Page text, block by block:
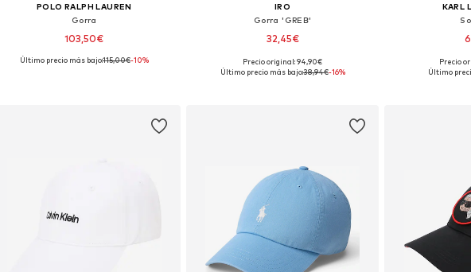
POLO RALPH LAUREN
Gorra
103,50€
Tallas disponibles: 55-60
Último precio más bajo:115,00€-10%
IRO
Gorra 'GREB'
32,45€
Tallas disponibles: 55-60
Precio original: 94,90€
Último precio más bajo:38,94€-16%
KARL
Tallas
Precio
Último